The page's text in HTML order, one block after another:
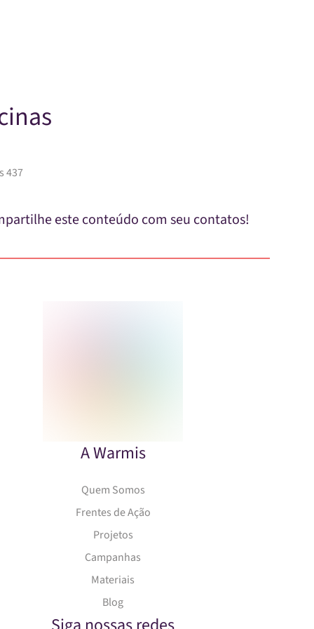
437
este conteúdo com seu contatos!
A Warmis
Quem Somos
Frentes de Ação
Projetos
Campanhas
Materiais
Blog